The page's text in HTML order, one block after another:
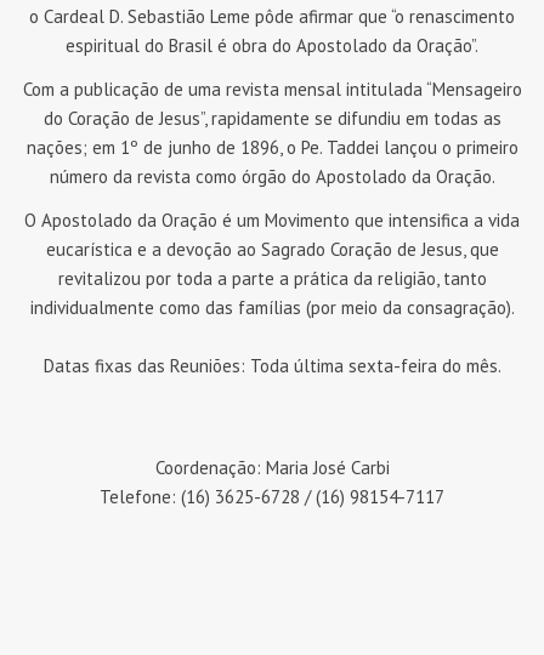
o Cardeal D. Sebastião Leme pôde afirmar que “o renascimento
espiritual do Brasil é obra do Apostolado da Oração”.
Com a publicação de uma revista mensal intitulada “Mensageiro
do Coração de Jesus”, rapidamente se difundiu em todas as
nações; em 1º de junho de 1896, o Pe. Taddei lançou o primeiro
número da revista como órgão do Apostolado da Oração.
O Apostolado da Oração é um Movimento que intensifica a vida
eucarística e a devoção ao Sagrado Coração de Jesus, que
revitalizou por toda a parte a prática da religião, tanto
individualmente como das famílias (por meio da consagração).
Datas fixas das Reuniões: Toda última sexta-feira do mês.
Coordenação: Maria José Carbi
Telefone: (16) 3625-6728 / (16) 98154-7117